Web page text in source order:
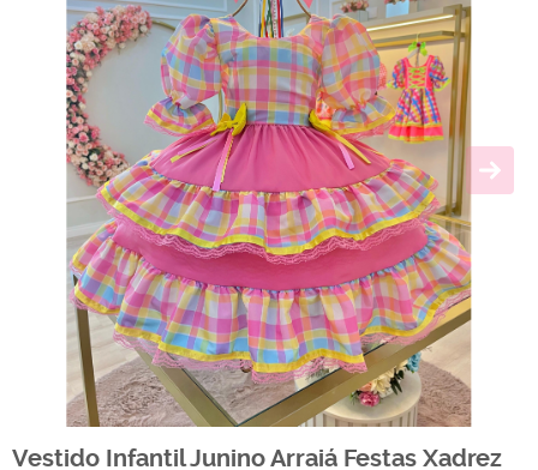
Vestido Infantil Junino Arraiá Festas Xadrez